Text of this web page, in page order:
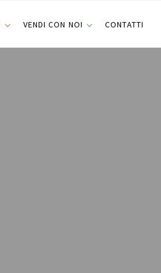
VENDI CON NOI CONTATTI